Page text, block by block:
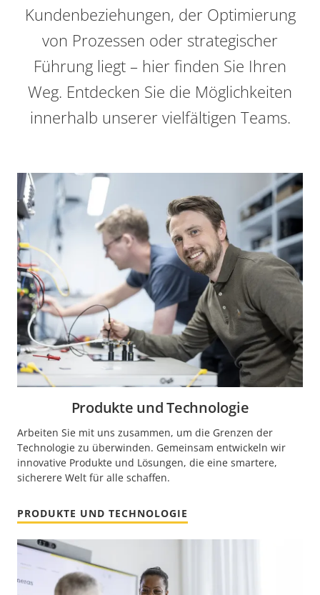
Kundenbeziehungen, der Optimierung
von Prozessen oder strategischer
Führung liegt – hier finden Sie Ihren
Weg. Entdecken Sie die Möglichkeiten
innerhalb unserer vielfältigen Teams.
Produkte und Technologie
Arbeiten Sie mit uns zusammen, um die Grenzen der
Technologie zu überwinden. Gemeinsam entwickeln wir
innovative Produkte und Lösungen, die eine smartere,
sicherere Welt für alle schaffen.
PRODUKTE UND TECHNOLOGIE